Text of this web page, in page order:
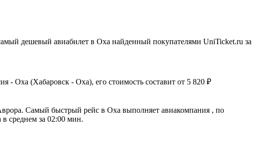
дешевый авиабилет в Оха найденный покупателями UniTicket.ru за
Оха (Хабаровск - Оха), его стоимость составит от 5 820 ₽
Самый быстрый рейс в Оха выполняет авиакомпания , по
среднем за 02:00 мин.